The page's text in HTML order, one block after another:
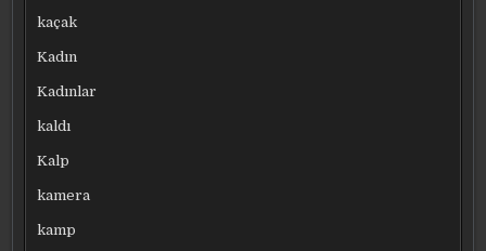
kaçak
Kadın
Kadınlar
kaldı
Kalp
kamera
kamp